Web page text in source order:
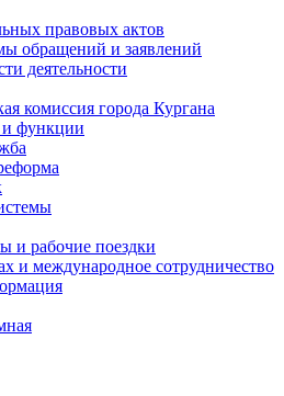
правовых актов
обращений и заявлений
деятельности
комиссия города Кургана
и функции
и рабочие поездки
и международное сотрудничество